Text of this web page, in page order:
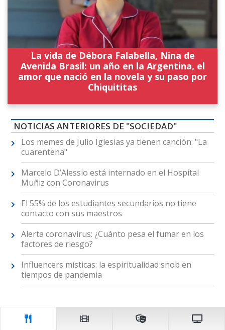
La vida de Débora Falabella, Nina de
Avenida Brasil: un año en la Argentina, el
amor que nació en la novela y su paso por
Chiquititas
NOTICIAS ANTERIORES DE "SOCIEDAD"
Los memes de Julio Iglesias ya tienen canción: "La
cuarentena"
Marcelo D’Alessio está internado en el Hospital
Muñiz con Coronavirus
El 55% de los estudiantes secundarios no tiene
contacto con sus maestros
Alerta coronavirus: ¿Cuánto pesa el fumar en los
factores de riesgo?
Influencers místicas: la espiritualidad snob en
tiempos de pandemia